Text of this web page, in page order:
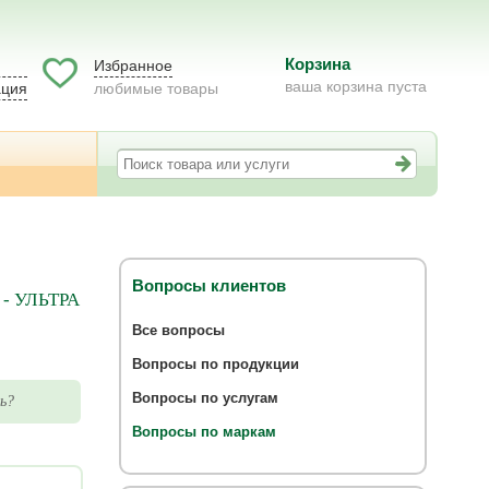
Избранное
любимые товары
Корзина
ваша корзина пуста
- УЛЬТРА
Вопросы клиентов
Все вопросы
Вопросы по продукции
Вопросы по услугам
Вопросы по маркам